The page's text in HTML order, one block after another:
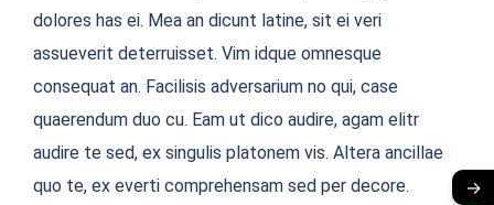
dolores has ei. Mea an dicunt latine, sit ei veri
assueverit deterruisset. Vim idque omnesque
consequat an. Facilisis adversarium no qui, case
quaerendum duo cu. Eam ut dico audire, agam elitr
audire te sed, ex singulis platonem vis. Altera ancillae
quo te, ex everti comprehensam sed per decore.
→